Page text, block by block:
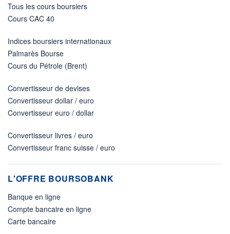
Tous les cours boursiers
Cours CAC 40
Indices boursiers internationaux
Palmarès Bourse
Cours du Pétrole (Brent)
Convertisseur de devises
Convertisseur dollar / euro
Convertisseur euro / dollar
Convertisseur livres / euro
Convertisseur franc suisse / euro
L'OFFRE BOURSOBANK
Banque en ligne
Compte bancaire en ligne
Carte bancaire